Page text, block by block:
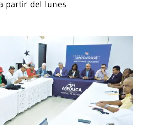
partir del lunes